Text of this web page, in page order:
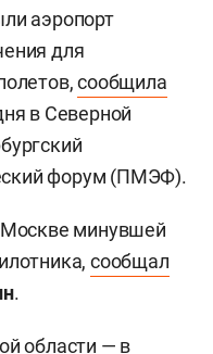
аэропорт
для
сообщила
в Северной
форум (ПМЭФ).
минувшей
сообщал
.
области — в